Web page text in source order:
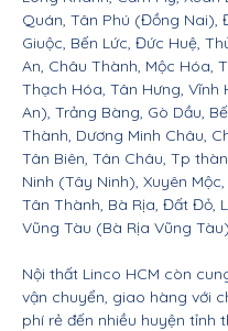
Quán, Tân Phú (Đồng Nai),
Giuộc, Bến Lức, Đức Huệ,
An, Châu Thành, Mộc Hóa,
Thạch Hóa, Tân Hưng, Vĩnh
An), Trảng Bàng, Gò Dầu,
Thành, Dương Minh Châu,
Tân Biên, Tân Châu, Tp
Ninh (Tây Ninh), Xuyên
Tân Thành, Bà Rịa, Đất Đỏ,
Vũng Tàu (Bà Rịa Vũng
Nội thất Linco HCM còn
vận chuyển, giao hàng với
phí rẻ đến nhiều huyện tỉnh